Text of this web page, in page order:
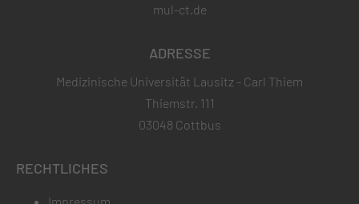
mul-ct.de
ADRESSE
Medizinische Universität Lausitz - Carl Thiem
Thiemstr. 111
03048 Cottbus
RECHTLICHES